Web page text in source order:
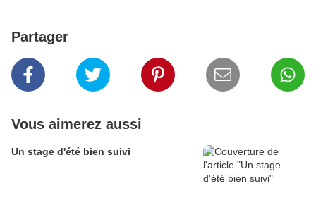
Partager
Vous aimerez aussi
Un stage d'été bien suivi